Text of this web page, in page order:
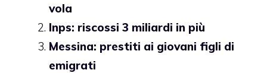
vola
Inps: riscossi 3 miliardi in più
Messina: prestiti ai giovani figli di
emigrati